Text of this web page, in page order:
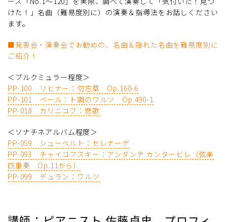
けた！」名曲（難易度別に）の演奏＆指導法をお話しください
ます。
■発表会・演奏会でお勧めの、名曲＆隠れた名曲を難易度別に
ご紹介！
＜ブルクミュラー程度＞
PP-100 リヒナー：勿忘草 Op.160-6
PP-101 ベール：ト調のワルツ Op.490-1
PP-018 カリニコフ：悲歌
＜ソナチネアルバム程度＞
PP-059 シューベルト：セレナーデ
PP-093 チャイコフスキー：アンダンテ カンタービレ（弦楽
四重奏 Op.11から）
PP-099 デュラン：ワルツ